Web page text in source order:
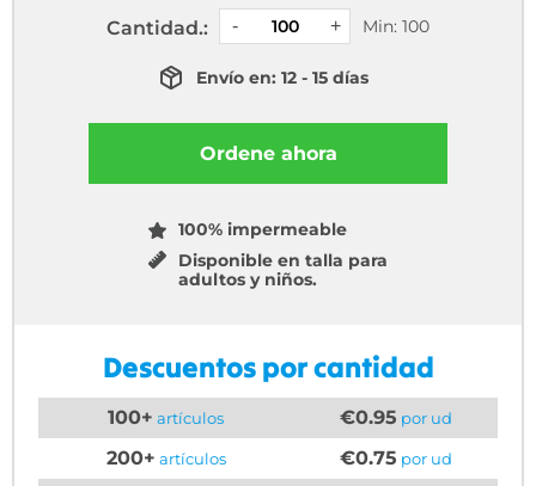
Cantidad.: Min: 100
Envío en: 12 - 15 días
Ordene ahora
100% impermeable
Disponible en talla para
adultos y niños.
Descuentos por cantidad
100+ artículos €0.95 por ud
200+ artículos €0.75 por ud